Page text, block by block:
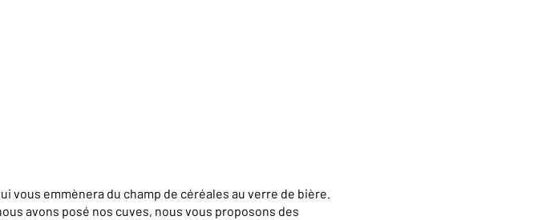
vous emmènera du champ de céréales au verre de bière.
avons posé nos cuves, nous vous proposons des